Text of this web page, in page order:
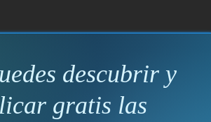
descubrir y
gratis las